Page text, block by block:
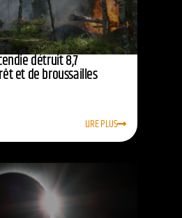
détruit 8,7
et de broussailles
LIRE PLUS